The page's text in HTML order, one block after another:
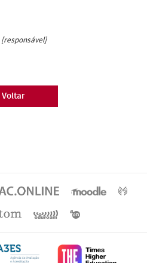
[responsável]
Voltar